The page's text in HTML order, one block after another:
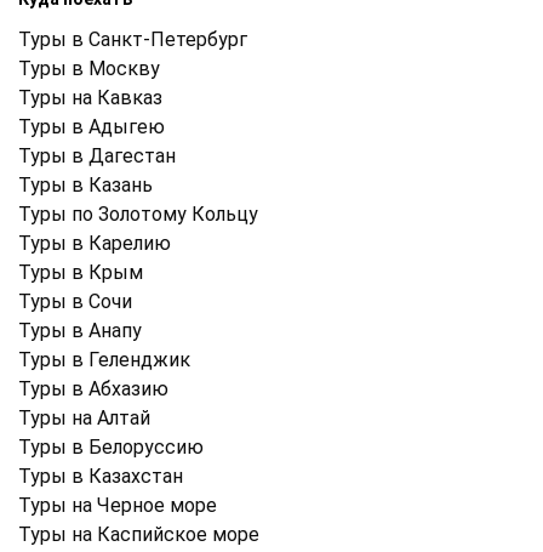
Туры в Санкт-Петербург
Туры в Москву
Туры на Кавказ
Туры в Адыгею
Туры в Дагестан
Туры в Казань
Туры по Золотому Кольцу
Туры в Карелию
Туры в Крым
Туры в Cочи
Туры в Анапу
Туры в Геленджик
Туры в Абхазию
Туры на Алтай
Туры в Белоруссию
Туры в Казахстан
Туры на Черное море
Туры на Каспийское море